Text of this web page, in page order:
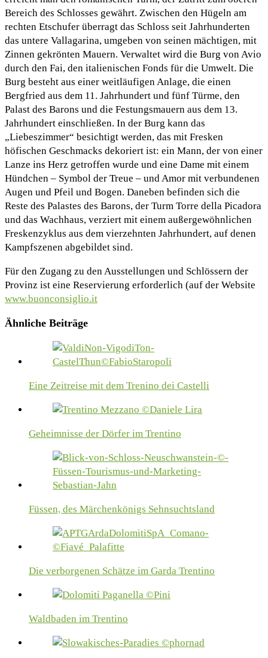
Bereich des Schlosses gewährt. Zwischen den Hügeln am
rechten Etschufer überragt das Schloss seit Jahrhunderten
das untere Vallagarina, umgeben von seinen mächtigen, mit
Zinnen gekrönten Mauern. Verwaltet wird die Burg von Avio
durch den Fai, den italienischen Fonds für die Umwelt. Die
Burg besteht aus einer weitläufigen Anlage, die einen
Bergfried aus dem 11. Jahrhundert und fünf Türme, den
Palast des Barons und die Festungsmauern aus dem 13.
Jahrhundert einschließen. In der Burg kann das
„Liebeszimmer“ besichtigt werden, das mit Fresken
höfischen Geschmacks dekoriert ist: ein Mann, der von einer
Lanze ins Herz getroffen wurde und eine Dame mit einem
Hündchen – Symbol der Treue – und Amor mit verbundenen
Augen und Pfeil und Bogen. Daneben befinden sich die
Reste des Palastes des Barons, der Turm Torre della Picadora
und das Wachhaus, verziert mit einem außergewöhnlichen
Freskenzyklus aus dem vierzehnten Jahrhundert, auf denen
Kampfszenen abgebildet sind.
Für den Zugang zu den Ausstellungen und Schlössern der
Provinz ist eine Reservierung erforderlich (auf der Website
www.buonconsiglio.it
Ähnliche Beiträge
Eine Zeitreise mit dem Trenino dei Castelli
Geheimnisse der Dörfer im Trentino
Füssen, des Märchenkönigs Sehnsuchtsland
Die verborgenen Schätze im Garda Trentino
Waldbaden im Trentino